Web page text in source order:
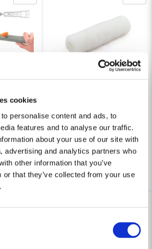
cookies
personalise content and ads, to
features and to analyse our traffic.
about your use of our site with
advertising and analytics partners who
other information that you’ve
or that they’ve collected from your use
36 kr
28 kr
Finns i Webblager
Köp